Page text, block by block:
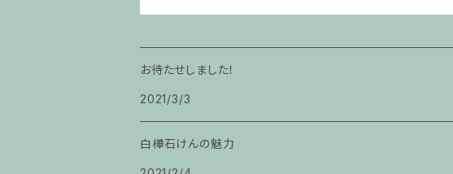
お待たせしました！
2021/3/3
白樺石けんの魅力